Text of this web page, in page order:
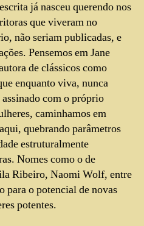
já nasceu querendo nos
que viveram no
não seriam publicadas, e
Pensemos em Jane
de clássicos como
enquanto viva, nunca
com o próprio
caminhamos em
quebrando parâmetros
estruturalmente
Nomes como o de
Ribeiro, Naomi Wolf, entre
para o potencial de novas
potentes.